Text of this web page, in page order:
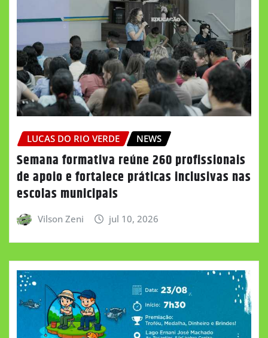
LUCAS DO RIO VERDE NEWS
Semana formativa reúne 260 profissionais
de apoio e fortalece práticas inclusivas nas
escolas municipais
Vilson Zeni jul 10, 2026